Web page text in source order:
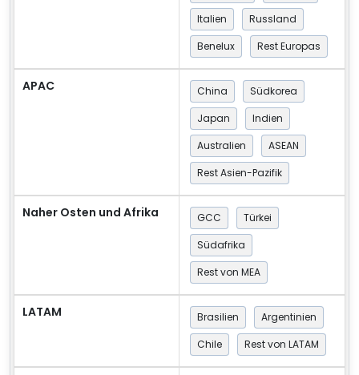
Italien
Russland
Benelux
Rest Europas
APAC China
Südkorea
Japan
Indien
Australien
ASEAN
Rest Asien-Pazifik
Naher Osten und Afrika GCC
Türkei
Südafrika
Rest von MEA
LATAM Brasilien
Argentinien
Chile
Rest von LATAM